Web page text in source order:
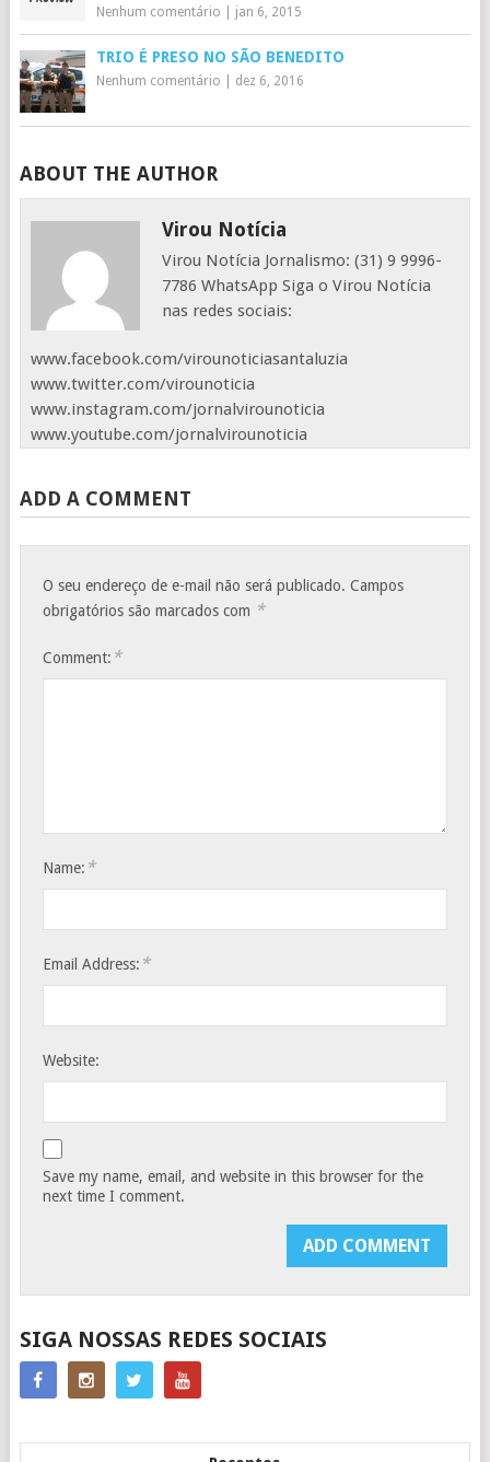
Nenhum comentário jan 6, 2015
TRIO É PRESO NO SÃO BENEDITO
Nenhum comentário dez 6, 2016
ABOUT THE AUTHOR
Virou Notícia
Virou Notícia Jornalismo: (31) 9 9996-
7786 WhatsApp Siga o Virou Notícia
nas redes sociais:
www.facebook.com/virounoticiasantaluzia
www.twitter.com/virounoticia
www.instagram.com/jornalvirounoticia
www.youtube.com/jornalvirounoticia
ADD A COMMENT
O seu endereço de e-mail não será publicado. Campos
obrigatórios são marcados com *
Comment: *
Name: *
Email Address: *
Website:
Save my name, email, and website in this browser for the
next time I comment.
SIGA NOSSAS REDES SOCIAIS